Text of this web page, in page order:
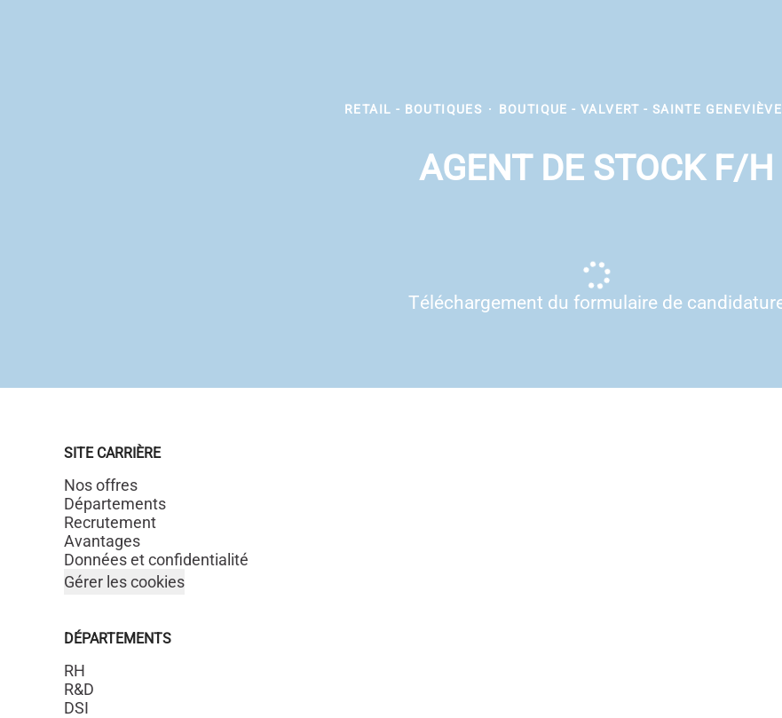
RETAIL - BOUTIQUES · BOUTIQUE - VALVERT - SAINTE
AGENT DE STOCK F/H
Téléchargement du formulaire de
SITE CARRIÈRE
Nos offres
Départements
Recrutement
Avantages
Données et confidentialité
Gérer les cookies
DÉPARTEMENTS
RH
R&D
DSI